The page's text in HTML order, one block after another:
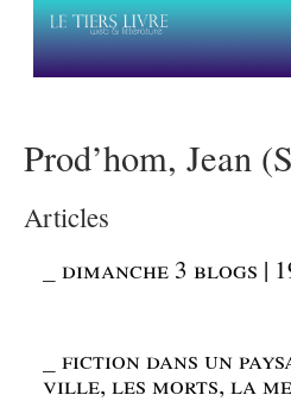
Prod’hom, Jean
Articles
_dimanche 3 blogs |
_fiction dans un
ville, les morts, la